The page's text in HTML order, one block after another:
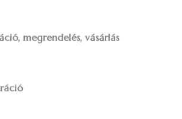
megrendelés, vásárlás